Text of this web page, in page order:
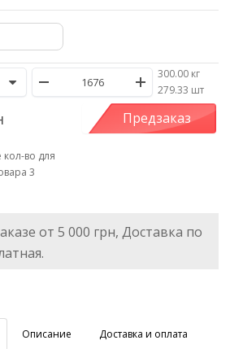
300.00 кг
/279.33 шт
Предзаказ
во для
3
от 5 000 грн, Доставка по
Описание Доставка и оплата